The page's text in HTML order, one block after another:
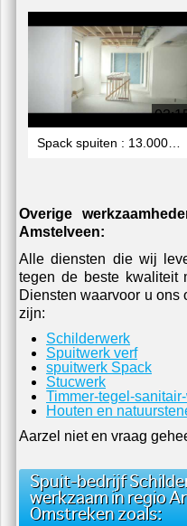
Overige
Amstelveen:
Alle diensten die wij
tegen de beste kwaliteit
Diensten waarvoor u ons
zijn:
Schilderwerk
Spuitwerk verf
spuitwerk Spack
Stucwerk
Timmer-tegel-
Houten en
Aarzel niet en vraag
Spuit-bedrijf
werkzaam in regio
Omstreken zoals: